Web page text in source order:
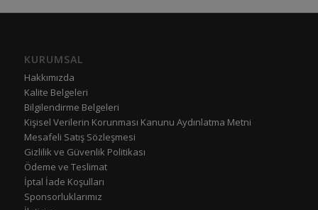
KURUMSAL
Hakkımızda
Kalite Belgeleri
Bilgilendirme Belgeleri
Kişisel Verilerin Korunması Kanunu Aydınlatma Metni
Mesafeli Satış Sözleşmesi
Gizlilik ve Güvenlik Politikası
Ödeme ve Teslimat
İptal İade Koşulları
Sponsorluklarımız